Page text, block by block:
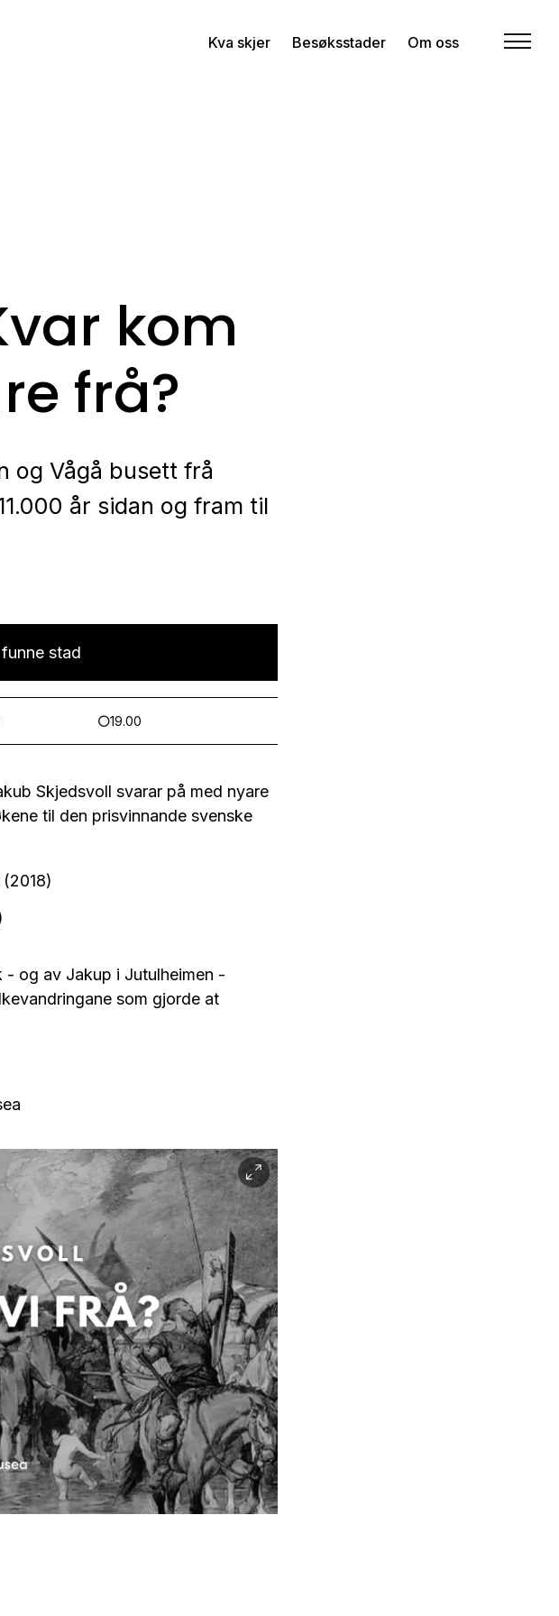
Kva skjer Besøksstader Om oss
kom
frå?
og Vågå busett frå
år sidan og fram til
stad
19.00
Skjedsvoll svarar på med nyare
til den prisvinnande svenske
- og av Jakup i Jutulheimen -
som gjorde at